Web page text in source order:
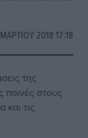
2018 17:18
της
ποινές στους
και τις